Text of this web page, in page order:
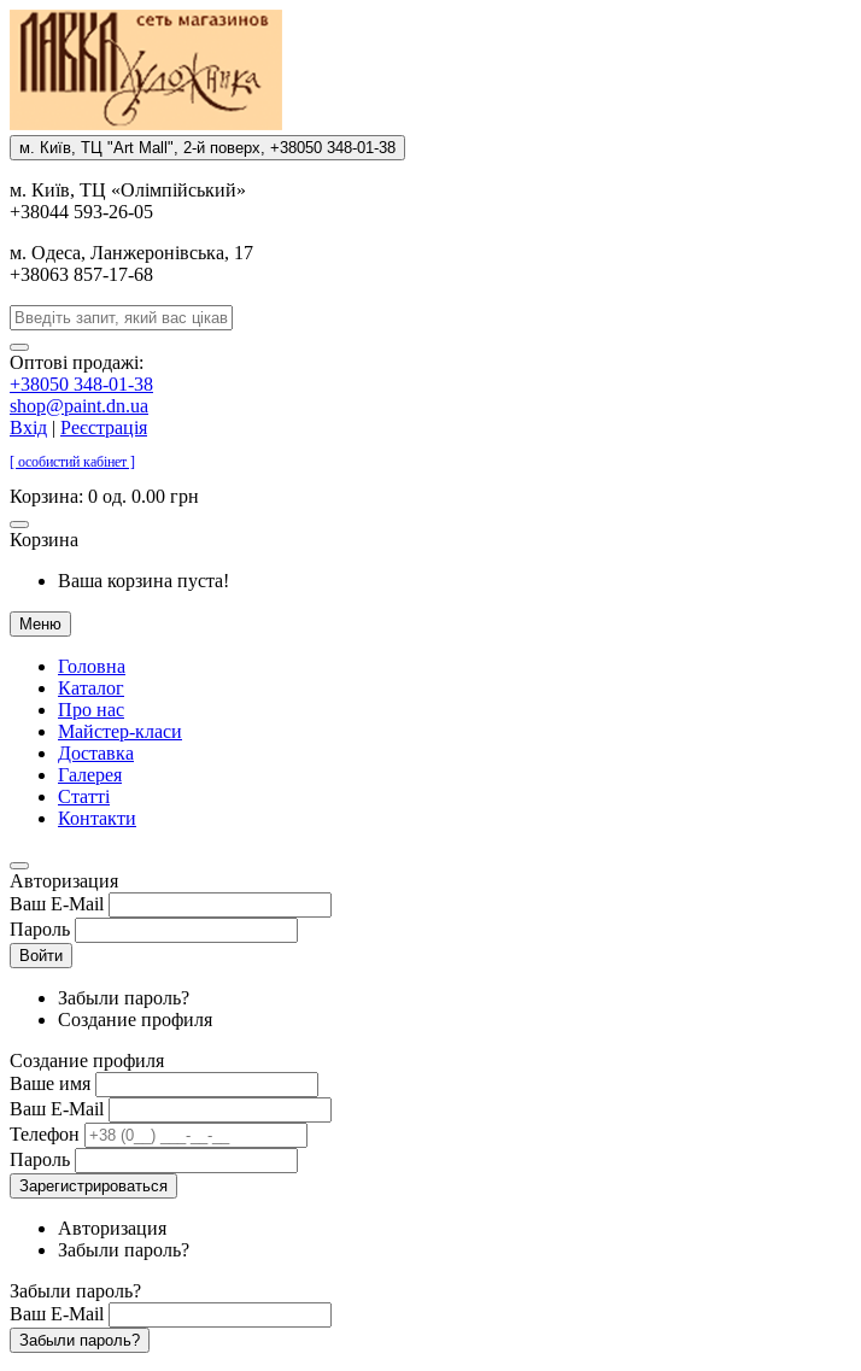
м. Киïв, ТЦ "Art Mall", 2-й поверх, +38050 348-01-38
м. Киïв, ТЦ «Олiмпiйський»
+38044 593-26-05
м. Одеса, Ланжеронiвська, 17
+38063 857-17-68
Оптові продажі:
+38050 348-01-38
shop@paint.dn.ua
Вхід | Реєстрація
[ особистий кабінет ]
Корзина: 0 од. 0.00 грн
Корзина
Ваша корзина пуста!
Меню
Головна
Каталог
Про нас
Майстер-класи
Доставка
Галерея
Статтi
Контакти
Авторизация
Ваш E-Mail
Пароль
Войти
Забыли пароль?
Создание профиля
Создание профиля
Ваше имя
Ваш E-Mail
Телефон
Пароль
Зарегистрироваться
Авторизация
Забыли пароль?
Забыли пароль?
Ваш E-Mail
Забыли пароль?